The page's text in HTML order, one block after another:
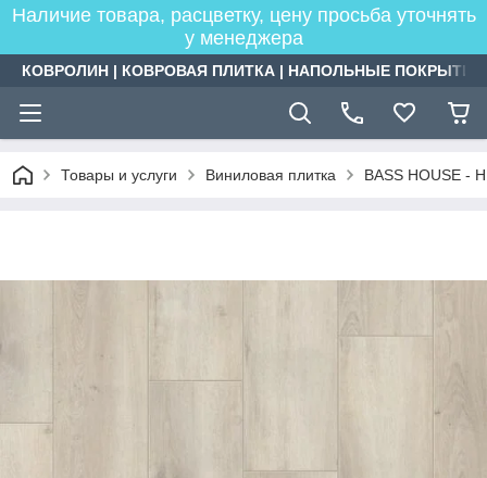
Наличие товара, расцветку, цену просьба уточнять
у менеджера
КОВРОЛИН | КОВРОВАЯ ПЛИТКА | НАПОЛЬНЫЕ
Товары и услуги Виниловая плитка BASS HOUSE -